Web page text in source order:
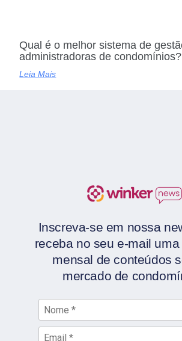
Qual é o melhor sistema de
administradoras de condomínios?
Leia Mais
Inscreva-se em nossa
receba no seu e-mail
mensal de conteúdos
mercado de